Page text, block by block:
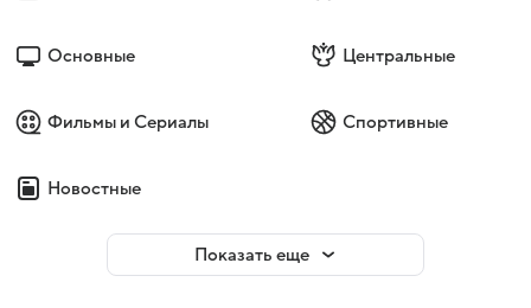
Основные Центральные
Фильмы и Сериалы Спортивные
Новостные
Показать еще